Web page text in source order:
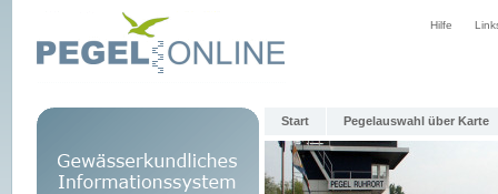
Hilfe
Start Pegelauswahl über Karte